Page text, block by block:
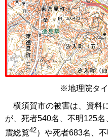
※地理院タ
横須賀市の被害は、資料
が、死者540名、不明125
震総覧42）や死者683名、